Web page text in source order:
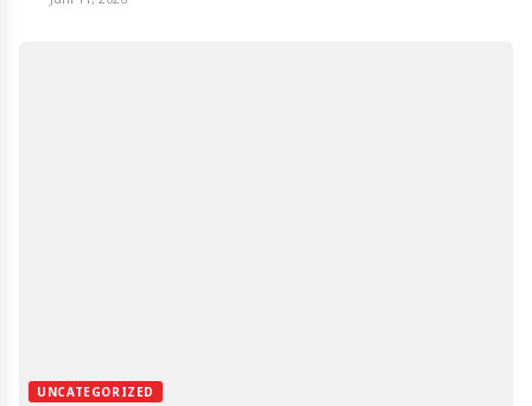
UNCATEGORIZED